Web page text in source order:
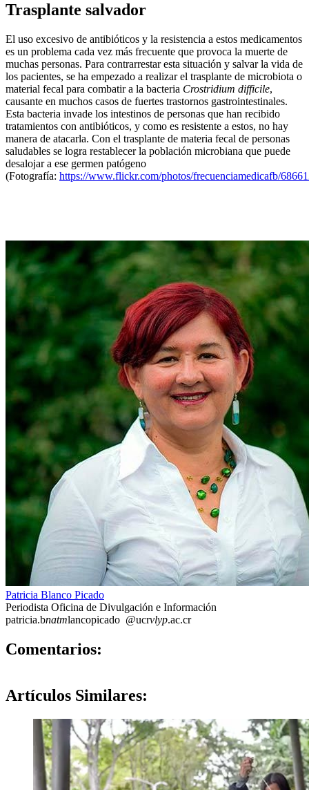
Trasplante salvador
El uso excesivo de antibióticos y la resistencia a estos medicamentos
es un problema cada vez más frecuente que provoca la muerte de
muchas personas. Para contrarrestar esta situación y salvar la vida de
los pacientes, se ha empezado a realizar el trasplante de microbiota o
material fecal para combatir a la bacteria Crostridium difficile,
causante en muchos casos de fuertes trastornos gastrointestinales.
Esta bacteria invade los intestinos de personas que han recibido
tratamientos con antibióticos, y como es resistente a estos, no hay
manera de atacarla. Con el trasplante de materia fecal de personas
saludables se logra restablecer la población microbiana que puede
desalojar a ese germen patógeno
(Fotografía: https://www.flickr.com/photos/frecuenciamedicafb/
Patricia Blanco Picado
Periodista Oficina de Divulgación e Información
patricia.bnatmlancopicado @ucrvlyp.ac.cr
Comentarios:
Artículos Similares: